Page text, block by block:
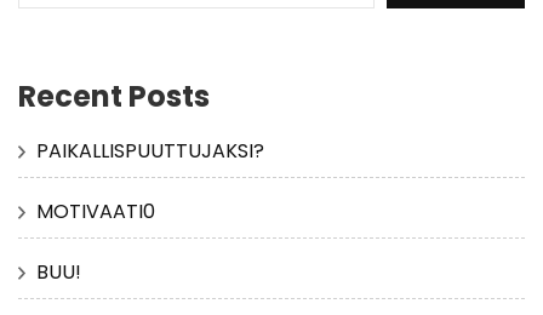
Recent Posts
PAIKALLISPUUTTUJAKSI?
MOTIVAATI0
BUU!